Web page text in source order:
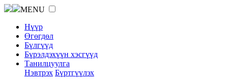
MENU
Нүүр
Өгөгдөл
Бүлгүүд
Бүрэлдэхүүн хэсгүүд
Танилцуулга
Нэвтрэх Бүртгүүлэх